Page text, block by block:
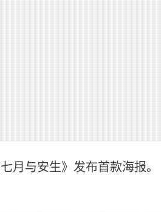
月与安生》发布首款海报。